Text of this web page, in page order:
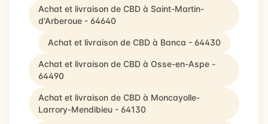
Achat et livraison de CBD à Saint-Martin-
d'Arberoue - 64640
Achat et livraison de CBD à Banca - 64430
Achat et livraison de CBD à Osse-en-Aspe -
64490
Achat et livraison de CBD à Moncayolle-
Larrory-Mendibieu - 64130